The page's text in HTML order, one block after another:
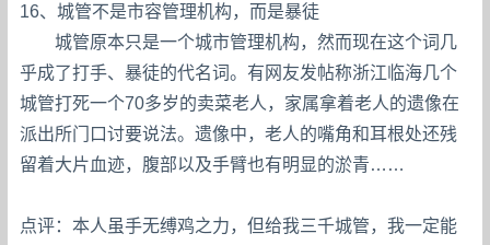
16、城管不是市容管理机构，而是暴徒
城管原本只是一个城市管理机构，然而现在这个词几
乎成了打手、暴徒的代名词。有网友发帖称浙江临海几个
城管打死一个70多岁的卖菜老人，家属拿着老人的遗像在
派出所门口讨要说法。遗像中，老人的嘴角和耳根处还残
留着大片血迹，腹部以及手臂也有明显的淤青……
点评：本人虽手无缚鸡之力，但给我三千城管，我一定能